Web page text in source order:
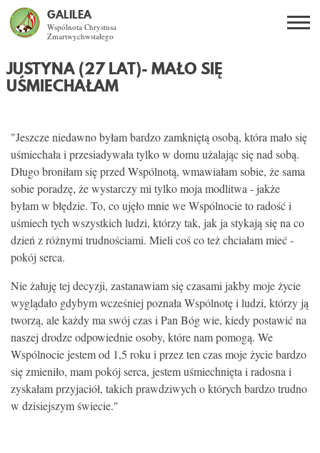
GALILEA
Wspólnota Chrystusa
Zmartwychwstałego
PL
SPOTKANIA OTWARTE
DLA KOGO?
AKTUALNOŚCI
KURSY SNE
KONTAKT
JUSTYNA (27 LAT)- MAŁO SIĘ
UŚMIECHAŁAM
"Jeszcze niedawno byłam bardzo zamkniętą osobą, która mało się
uśmiechała i przesiadywała tylko w domu użalając się nad sobą.
Długo broniłam się przed Wspólnotą, wmawiałam sobie, że sama
sobie poradzę, że wystarczy mi tylko moja modlitwa - jakże
byłam w błędzie. To, co ujęło mnie we Wspólnocie to radość i
uśmiech tych wszystkich ludzi, którzy tak, jak ja stykają się na co
dzień z różnymi trudnościami. Mieli coś co też chciałam mieć -
pokój serca.
Nie żałuję tej decyzji, zastanawiam się czasami jakby moje życie
wyglądało gdybym wcześniej poznała Wspólnotę i ludzi, którzy ją
tworzą, ale każdy ma swój czas i Pan Bóg wie, kiedy postawić na
naszej drodze odpowiednie osoby, które nam pomogą. We
Wspólnocie jestem od 1,5 roku i przez ten czas moje życie bardzo
się zmieniło, mam pokój serca, jestem uśmiechnięta i radosna i
zyskałam przyjaciół, takich prawdziwych o których bardzo trudno
w dzisiejszym świecie."